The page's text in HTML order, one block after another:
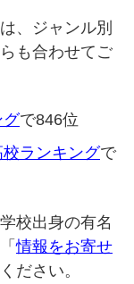
、ジャンル別
も合わせてご
グで846位
ランキングで
校出身の有名
情報をお寄せ
ださい。